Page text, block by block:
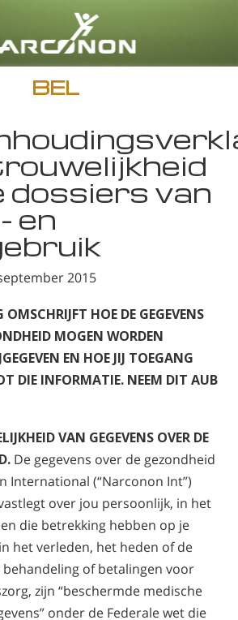
Deens
Español
Frans
Hebreeuws
Macedonisch
Nederlands
Noors
Russisch
Zweeds
Chinees
Arabisch
Nepalees
Oekraïens
Kroatisch
BEL
dossiers van
en
2015
OMSCHRIJFT HOE DE GEGEVENS
MOGEN WORDEN
EN HOE JIJ TOEGANG
DIE INFORMATIE. NEEM DIT AUB
VAN GEGEVENS OVER DE
De gegevens over de gezondheid
International (“Narconon Int”)
over jou persoonlijk, in het
die betrekking hebben op je
het verleden, het heden of de
of betalingen voor
zijn “beschermde medische
onder de Federale wet die